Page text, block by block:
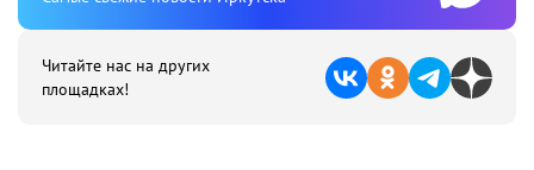
Читайте нас на других
площадках!